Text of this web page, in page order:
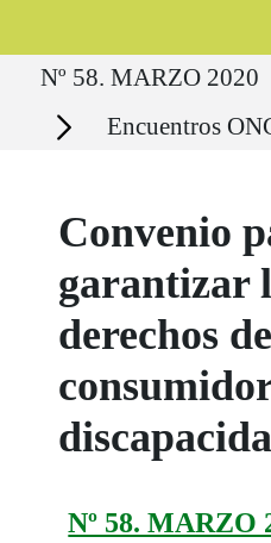
Ruta del sitio
Nº 58. MARZO 2020
Secciones Encuentros
Convenio
garantizar
derechos
Nº 58. MARZO